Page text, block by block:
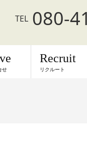
TEL 080-
せ
Recruit
リクルート